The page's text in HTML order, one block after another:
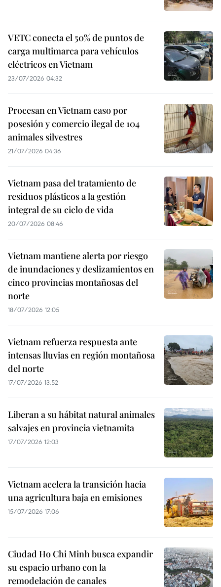
VETC conecta el 50% de puntos de
carga multimarca para vehículos
eléctricos en Vietnam
23/07/2026 04:32
Procesan en Vietnam caso por
posesión y comercio ilegal de 104
animales silvestres
21/07/2026 04:36
Vietnam pasa del tratamiento de
residuos plásticos a la gestión
integral de su ciclo de vida
20/07/2026 08:46
Vietnam mantiene alerta por riesgo
de inundaciones y deslizamientos en
cinco provincias montañosas del
norte
18/07/2026 12:05
Vietnam refuerza respuesta ante
intensas lluvias en región montañosa
del norte
17/07/2026 13:52
Liberan a su hábitat natural animales
salvajes en provincia vietnamita
17/07/2026 12:03
Vietnam acelera la transición hacia
una agricultura baja en emisiones
15/07/2026 17:06
Ciudad Ho Chi Minh busca expandir
su espacio urbano con la
remodelación de canales